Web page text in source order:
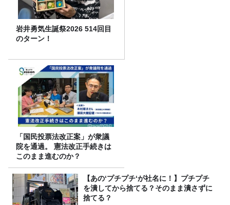
岩井勇気生誕祭2026 514回目
のターン！
「国民投票法改正案」が衆議
院を通過。 憲法改正手続きは
このまま進むのか？
【あの‘プチプチ‘が社名に！】プチプチ
を潰してから捨てる？そのまま潰さずに
捨てる？